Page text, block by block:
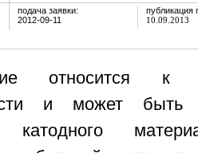
подача заявки:
2012-09-11
публикация
10.09.2013
относится к
и может быть
катодного